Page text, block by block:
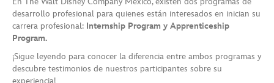
desarrollo profesional para quienes están interesados en inician su
carrera profesional: Internship Program y Apprenticeship
Program.
¡Sigue leyendo para conocer la diferencia entre ambos programas y
descubre testimonios de nuestros participantes sobre su
experiencia!